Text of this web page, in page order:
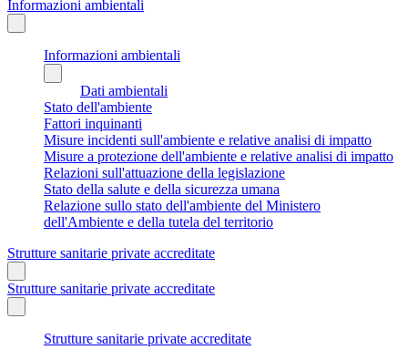
Informazioni ambientali
Informazioni ambientali
Dati ambientali
Stato dell'ambiente
Fattori inquinanti
Misure incidenti sull'ambiente e relative analisi di impatto
Misure a protezione dell'ambiente e relative analisi di impatto
Relazioni sull'attuazione della legislazione
Stato della salute e della sicurezza umana
Relazione sullo stato dell'ambiente del Ministero
dell'Ambiente e della tutela del territorio
Strutture sanitarie private accreditate
Strutture sanitarie private accreditate
Strutture sanitarie private accreditate